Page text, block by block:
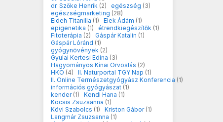
dr. Szőke Henrik (2) egészség (3)
egészségmarketing (28)
Eideh Titanilla (1) Elek Ádám (1)
epigenetika (1) étrendkiegészítők (1)
Fitoterápia (2) Gáspár Katalin (1)
Gáspár Lóránd (1)
gyógynövények (2)
Gyulai Kertesi Edina (3)
Hagyományos Kínai Orvoslás (2)
HKO (4) II. Naturportal TGY Nap (1)
II. Online Természetgyógyász Konferencia (1)
információs gyógyászat (1)
kender (1) Kendi Hana (1)
Kocsis Zsuzsanna (1)
Kövi Szabolcs (1) Kriston Gábor (1)
Langmár Zsuzsanna (1)